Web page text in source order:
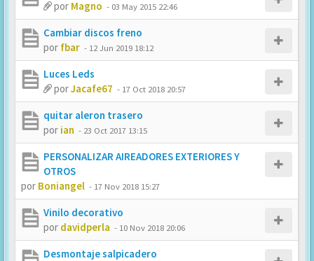
por Magno - 03 May 2015 22:46
Cambiar discos freno
por fbar - 12 Jun 2019 18:12
Luces Leds
porJacafe67 - 17 Oct 2018 20:57
quitar aleron trasero
por ian - 23 Oct 2017 13:15
PERSONALIZAR AIREADORES EXTERIORES Y
OTROS
por Boniangel - 17 Nov 2018 15:27
Vinilo decorativo
por davidperla - 10 Nov 2018 20:06
Desmontaje salpicadero